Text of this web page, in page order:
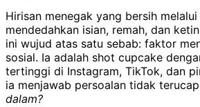
Hirisan menegak yang bersih
mendedahkan isian, remah, dan
ini wujud atas satu sebab: faktor
sosial. Ia adalah shot cupcake
tertinggi di Instagram, TikTok, dan
ia menjawab persoalan tidak
dalam?